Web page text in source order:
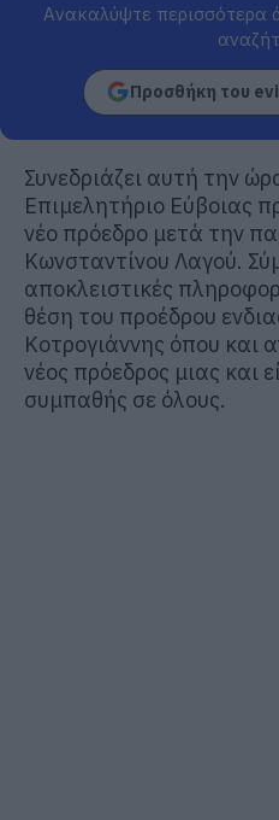
Ανακαλύψτε περισσότερα
Προσθήκη του
Συνεδριάζει αυτή την
Επιμελητήριο Εύβοιας
νέο πρόεδρο μετά την
Κωνσταντίνου Λαγού.
αποκλειστικές
θέση του προέδρου
Κοτρογιάννης όπου και
νέος πρόεδρος μιας και
συμπαθής σε όλους.